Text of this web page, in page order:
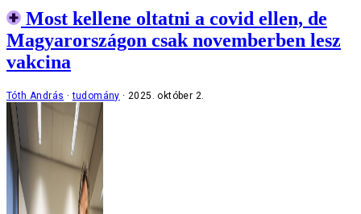
Most kellene oltatni a covid ellen, de
Magyarországon csak novemberben lesz
vakcina
Tóth András tudomány 2025. október 2.